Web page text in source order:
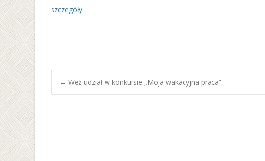
szczegóły…
Post
← Weź udział w konkursie „Moja wakacyjna praca”